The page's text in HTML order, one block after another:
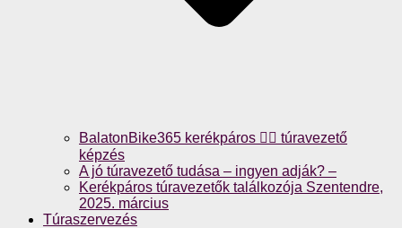
BalatonBike365 kerékpáros 🚴‍♀️ túravezető
képzés
A jó túravezető tudása – ingyen adják? –
Kerékpáros túravezetők találkozója Szentendre,
2025. március
Túraszervezés